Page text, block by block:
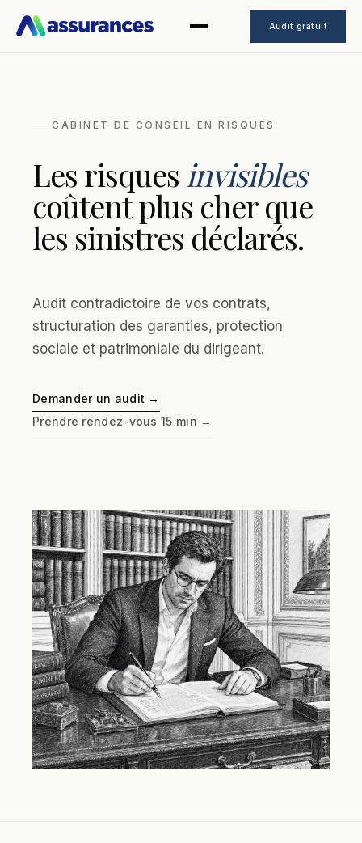
Audit gratuit
CABINET DE CONSEIL EN RISQUES
Les risques invisibles
coûtent plus cher que
les sinistres déclarés.
Audit contradictoire de vos contrats,
structuration des garanties, protection
sociale et patrimoniale du dirigeant.
Demander un audit →
Prendre rendez-vous 15 min →